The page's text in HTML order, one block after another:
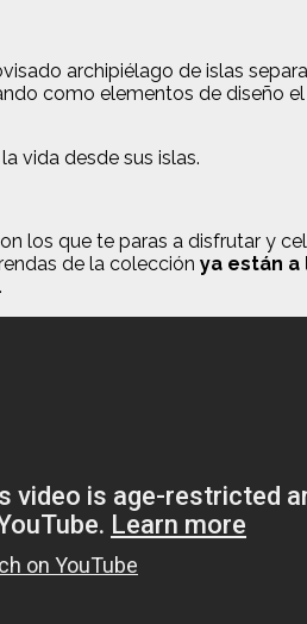
archipiélago de islas
como elementos de diseño
vida desde sus islas.
los que te paras a disfrutar y
de la colección ya están a